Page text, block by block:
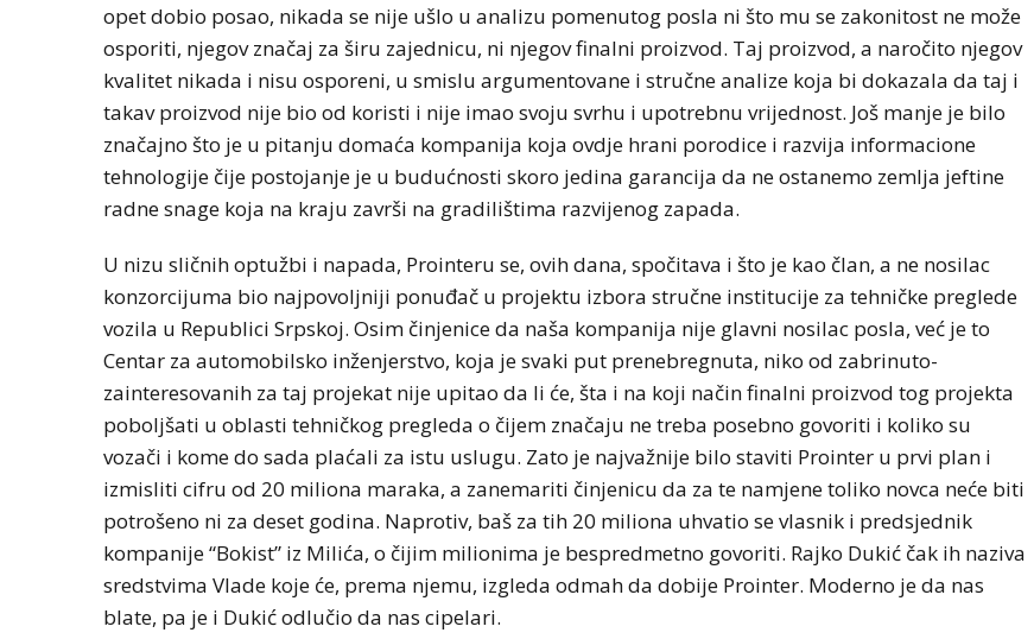
opet dobio posao, nikada se nije ušlo u analizu pomenutog posla ni što mu se zakonitost ne može
osporiti, njegov značaj za širu zajednicu, ni njegov finalni proizvod. Taj proizvod, a naročito njegov
kvalitet nikada i nisu osporeni, u smislu argumentovane i stručne analize koja bi dokazala da taj i
takav proizvod nije bio od koristi i nije imao svoju svrhu i upotrebnu vrijednost. Još manje je bilo
značajno što je u pitanju domaća kompanija koja ovdje hrani porodice i razvija informacione
tehnologije čije postojanje je u budućnosti skoro jedina garancija da ne ostanemo zemlja jeftine
radne snage koja na kraju završi na gradilištima razvijenog zapada.
U nizu sličnih optužbi i napada, Prointeru se, ovih dana, spočitava i što je kao član, a ne nosilac
konzorcijuma bio najpovoljniji ponuđač u projektu izbora stručne institucije za tehničke preglede
vozila u Republici Srpskoj. Osim činjenice da naša kompanija nije glavni nosilac posla, već je to
Centar za automobilsko inženjerstvo, koja je svaki put prenebregnuta, niko od zabrinuto-
zainteresovanih za taj projekat nije upitao da li će, šta i na koji način finalni proizvod tog projekta
poboljšati u oblasti tehničkog pregleda o čijem značaju ne treba posebno govoriti i koliko su
vozači i kome do sada plaćali za istu uslugu. Zato je najvažnije bilo staviti Prointer u prvi plan i
izmisliti cifru od 20 miliona maraka, a zanemariti činjenicu da za te namjene toliko novca neće biti
potrošeno ni za deset godina. Naprotiv, baš za tih 20 miliona uhvatio se vlasnik i predsjednik
kompanije “Bokist” iz Milića, o čijim milionima je bespredmetno govoriti. Rajko Dukić čak ih naziva
sredstvima Vlade koje će, prema njemu, izgleda odmah da dobije Prointer. Moderno je da nas
blate, pa je i Dukić odlučio da nas cipelari.